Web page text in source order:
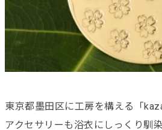
東京都墨田区に工房を構える「
アクセサリーも浴衣にしっくり馴染